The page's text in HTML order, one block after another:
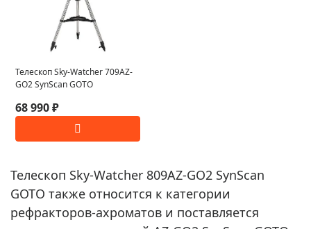
Телескоп Sky-Watcher 709AZ-
GO2 SynScan GOTO
68 990 ₽
Телескоп Sky-Watcher 809AZ-GO2 SynScan
GOTO также относится к категории
рефракторов-ахроматов и поставляется